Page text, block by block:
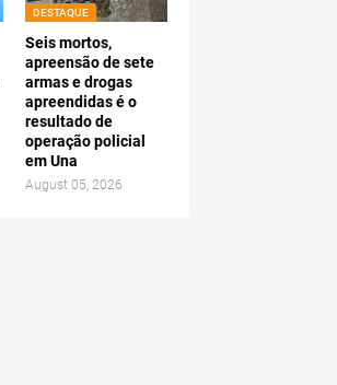
DESTAQUE
Seis mortos,
apreensão de sete
armas e drogas
apreendidas é o
resultado de
operação policial
em Una
August 05, 2026